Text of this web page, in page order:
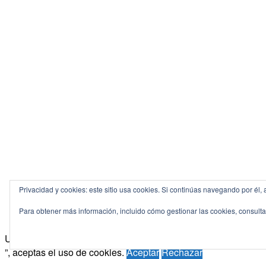
Privacidad y cookies: este sitio usa cookies. Si continúas navegando por él,
Para obtener más información, incluido cómo gestionar las cookies,
Utilizamos cookies para ofrecerte la mejor experiencia de
”, aceptas el uso de cookies.AceptarRechazar